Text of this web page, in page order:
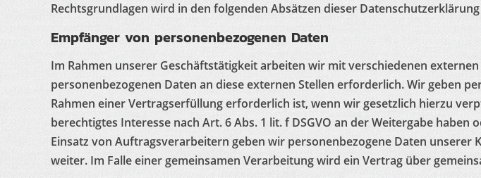
Rechtsgrundlagen wird in den folgenden Absätzen dieser
Empfänger von personenbezogenen Daten
Im Rahmen unserer Geschäftstätigkeit arbeiten wir mit verschiedenen
personenbezogenen Daten an diese externen Stellen erforderlich. Wir geben
Rahmen einer Vertragserfüllung erforderlich ist, wenn wir gesetzlich hierzu
berechtigtes Interesse nach Art. 6 Abs. 1 lit. f DSGVO an der Weitergabe
Einsatz von Auftragsverarbeitern geben wir personenbezogene Daten
weiter. Im Falle einer gemeinsamen Verarbeitung wird ein Vertrag über